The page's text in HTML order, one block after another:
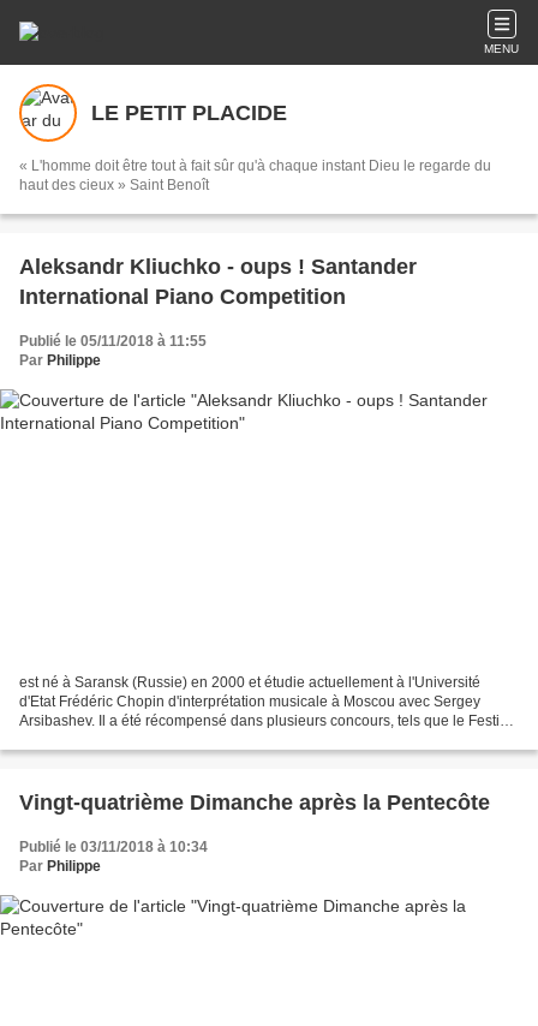
MENU
LE PETIT PLACIDE
« L'homme doit être tout à fait sûr qu'à chaque instant Dieu le regarde du
haut des cieux » Saint Benoît
Aleksandr Kliuchko - oups ! Santander
International Piano Competition
Publié le 05/11/2018 à 11:55
Par Philippe
est né à Saransk (Russie) en 2000 et étudie actuellement à l'Université
d'Etat Frédéric Chopin d'interprétation musicale à Moscou avec Sergey
Arsibashev. Il a été récompensé dans plusieurs concours, tels que le Festival
Vingt-quatrième Dimanche après la Pentecôte
Publié le 03/11/2018 à 10:34
Par Philippe